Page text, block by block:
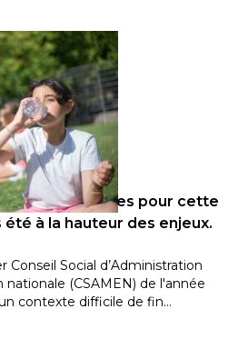
attendues pour cette
été à la hauteur des enjeux.
Conseil Social d’Administration
nationale (CSAMEN) de l'année
contexte difficile de fin…